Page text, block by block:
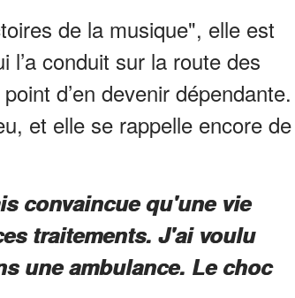
de la musique", elle est
conduit sur la route des
d’en devenir dépendante.
et elle se rappelle encore de
convaincue qu'une vie
traitements. J'ai voulu
une ambulance. Le choc